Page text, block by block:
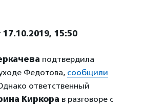
15:50
подтвердила
Федотова, сообщили
ответственный
Киркора в разговоре с